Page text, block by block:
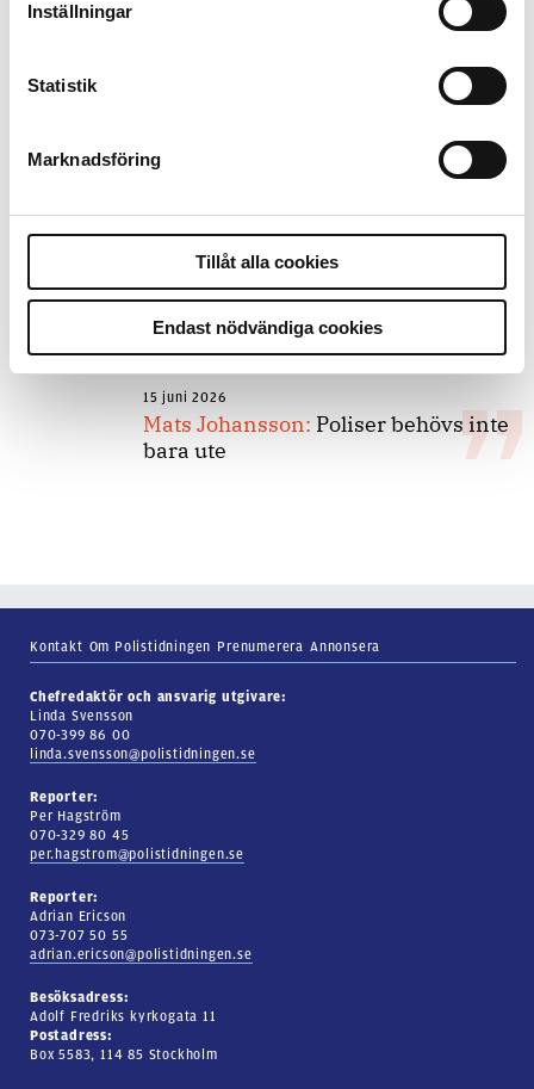
Inställningar
Statistik
Marknadsföring
Tillåt alla cookies
Endast nödvändiga cookies
Det är inte evidenskrav som
bakbinder polisen
7 juli 2026
Debatt:Med för höga krav på evidens
kan polisen inte göra något alls
15 juni 2026
Mats Johansson: Poliser behövs inte
bara ute
Kontakt Om Polistidningen Prenumerera Annonsera
Chefredaktör och ansvarig utgivare:
Linda Svensson
070-399 86 00
linda.svensson@polistidningen.se
Reporter:
Per Hagström
070-329 80 45
per.hagstrom@polistidningen.se
Reporter:
Adrian Ericson
073-707 50 55
adrian.ericson@polistidningen.se
Besöksadress:
Adolf Fredriks kyrkogata 11
Postadress:
Box 5583, 114 85 Stockholm